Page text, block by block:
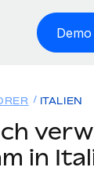
ITALIEN
in